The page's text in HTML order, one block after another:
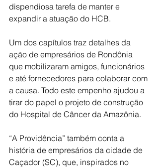
dispendiosa tarefa de manter e
expandir a atuação do HCB.
Um dos capítulos traz detalhes da
ação de empresários de Rondônia
que mobilizaram amigos, funcionários
e até fornecedores para colaborar com
a causa. Todo este empenho ajudou a
tirar do papel o projeto de construção
do Hospital de Câncer da Amazônia.
“A Providência” também conta a
história de empresários da cidade de
Caçador (SC), que, inspirados no